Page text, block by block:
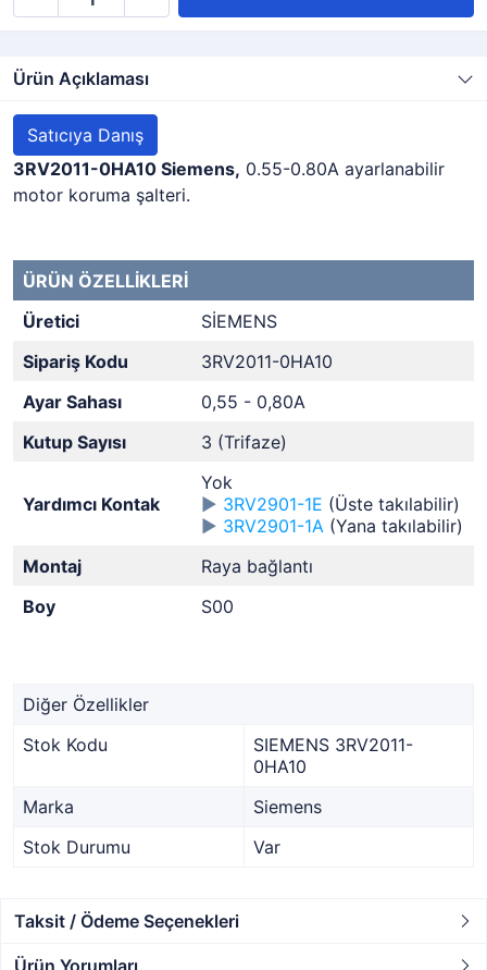
Ürün Açıklaması
Satıcıya Danış
3RV2011-0HA10 Siemens, 0.55-0.80A ayarlanabilir
motor koruma şalteri.
ÜRÜN ÖZELLİKLERİ
Üretici
SİEMENS
Sipariş Kodu
3RV2011-0HA10
Ayar Sahası
0,55 - 0,80A
Kutup Sayısı
3 (Trifaze)
Yardımcı Kontak
Yok
► 3RV2901-1E (Üste takılabilir)
► 3RV2901-1A (Yana takılabilir)
Montaj
Raya bağlantı
Boy
S00
Diğer Özellikler
Stok Kodu
SIEMENS 3RV2011-
0HA10
Marka
Siemens
Stok Durumu
Var
Taksit / Ödeme Seçenekleri
Ürün Yorumları